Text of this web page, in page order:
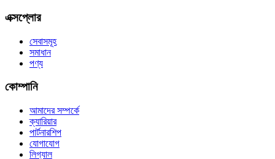
এক্সপ্লোর
সেবাসমূহ
সমাধান
পণ্য
কোম্পানি
আমাদের সম্পর্কে
ক্যারিয়ার
পার্টনারশিপ
যোগাযোগ
লিগ্যাল